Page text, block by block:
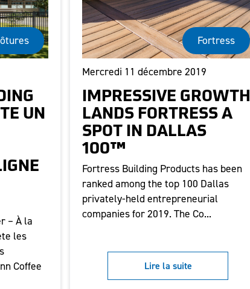
UN
– À la
les
Coffee
Fortress
Mercredi 11 décembre 2019
IMPRESSIVE GROWTH
LANDS FORTRESS A
SPOT IN DALLAS
100™
Fortress Building Products has been
ranked among the top 100 Dallas
privately-held entrepreneurial
companies for 2019. The Co...
Lire la suite